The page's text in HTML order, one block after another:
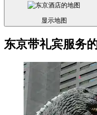
显示地图
东京带礼宾服务